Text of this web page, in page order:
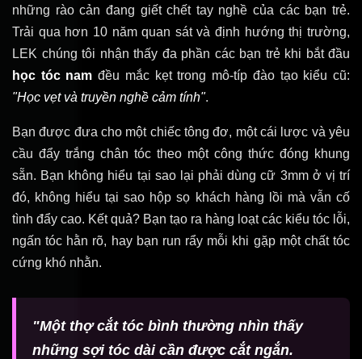
những rào cản đang giết chết tay nghề của các bạn trẻ.
Trải qua hơn 10 năm quan sát và định hướng thị trường,
LEK chúng tôi nhận thấy đa phần các bạn trẻ khi bắt đầu
học tóc nam đều mắc kẹt trong mô-típ đào tạo kiểu cũ:
"Học vẹt và truyền nghề cảm tính".
Bạn được đưa cho một chiếc tông đơ, một cái lược và yêu
cầu đẩy trắng chân tóc theo một công thức đóng khung
sẵn. Bạn không hiểu tại sao lại phải dùng cữ 3mm ở vị trí
đó, không hiểu tại sao hộp sọ khách hàng lồi mà vẫn cố
tình đẩy cao. Kết quả? Bạn tạo ra hàng loạt các kiểu tóc lỗi,
ngấn tóc hằn rõ, hay bạn run rẩy mỗi khi gặp một chất tóc
cứng khó nhằn.
"Một thợ cắt tóc bình thường nhìn thấy
những sợi tóc dài cần được cắt ngắn.